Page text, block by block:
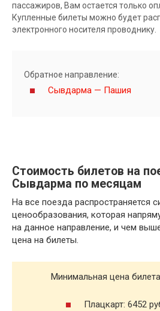
пассажиров, Вам остается только
Купленные билеты можно будет
электронного носителя проводнику.
Обратное направление:
Сывдарма — Пашия
Стоимость билетов на
Сывдарма по месяцам
На все поезда распространяется
ценообразования, которая
на данное направление, и чем
цена на билеты.
Минимальная цена
Плацкарт: 6452